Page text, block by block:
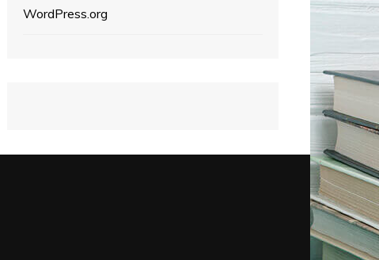
WordPress.org